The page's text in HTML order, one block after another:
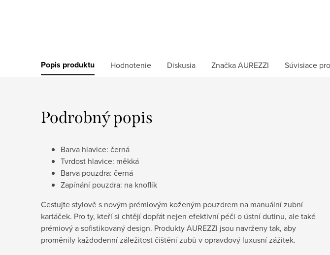
Popis produktu Hodnotenie Diskusia ZnačkaAUREZZI Súvisiace
Podrobný popis
Barva hlavice: černá
Tvrdost hlavice: měkká
Barva pouzdra: černá
Zapínání pouzdra: na knoflík
Cestujte stylově s novým prémiovým koženým pouzdrem na manuální zubní
kartáček. Pro ty, kteří si chtějí dopřát nejen efektivní péči o ústní dutinu, ale také
prémiový a sofistikovaný design. Produkty AUREZZI jsou navrženy tak, aby
proměnily každodenní záležitost čištění zubů v opravdový luxusní zážitek.